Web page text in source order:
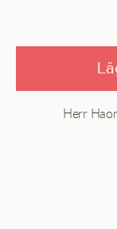
Pris - lågt till
Pris - högt
Herr
Herr